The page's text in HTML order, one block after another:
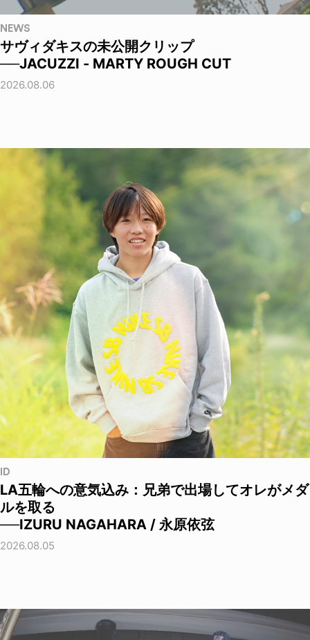
NEWS
サヴィダキスの未公開クリップ
──JACUZZI - MARTY ROUGH CUT
2026.08.06
ID
LA五輪への意気込み：兄弟で出場してオレがメダ
ルを取る
──IZURU NAGAHARA / 永原依弦
2026.08.05